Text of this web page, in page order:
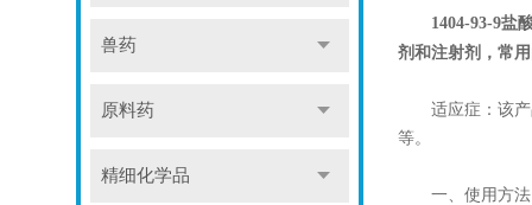
兽药
原料药
精细化学品
1404-93-9盐
剂和注射剂，常
适应症：该产品
等。
一、使用方法